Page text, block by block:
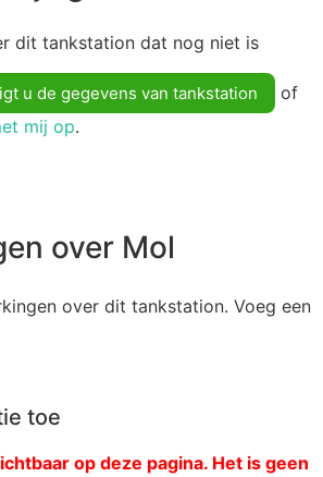
dit tankstation dat nog niet is
u de gegevens van tankstation
of
mij op.
over Mol
over dit tankstation. Voeg een
toe
op deze pagina. Het is geen